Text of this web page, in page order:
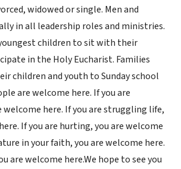
widowed or single. Men and
in all leadership roles and ministries.
children to sit with their
in the Holy Eucharist. Families
children and youth to Sunday school
are welcome here. If you are
welcome here. If you are struggling life,
If you are hurting, you are welcome
in your faith, you are welcome here.
are welcome here.We hope to see you